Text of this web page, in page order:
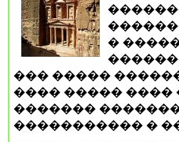
�
��� �����
���� ����� ����
�������
����������� �